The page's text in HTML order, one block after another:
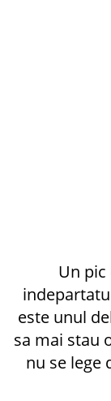
Un pic
este unul
sa mai stau
nu se lege